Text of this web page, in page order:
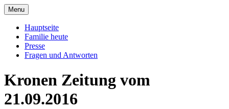
Skip
to
content
Familie Esterházy de Galantha
Galantha
Menu
Hauptseite
Familie heute
Presse
Fragen und Antworten
Kronen Zeitung vom
21.09.2016